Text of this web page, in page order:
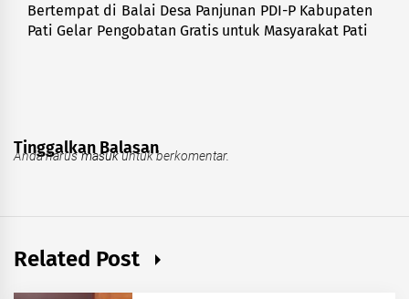
Next
post:
Bertempat di Balai Desa Panjunan PDI-P Kabupaten
Pati Gelar Pengobatan Gratis untuk Masyarakat Pati
Tinggalkan Balasan
Anda harusmasukuntuk berkomentar.
Related Post